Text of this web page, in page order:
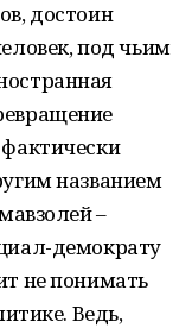
достоин
под чьим
названием
–
демократу
не понимать
Ведь,